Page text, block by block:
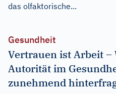
das olfaktorische...
Gesundheit
Vertrauen ist Arbeit –
Autorität im
zunehmend